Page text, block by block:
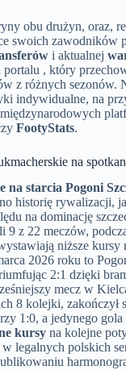
obu drużyn, oraz,
swoich zawodników
i aktualnej
portalu , który
z różnych sezonów.
indywidualne, na
międzynarodowych
FootyStats.
na
na starcia Pogoni
historię rywalizacji,
na dominację
9 z 22 meczów,
niższe kursy
2026 roku to
2:1 dzięki
mecz w
8 kolejki, zakończył
1:0, a jedynego gola
kursy na kolejne
legalnych polskich